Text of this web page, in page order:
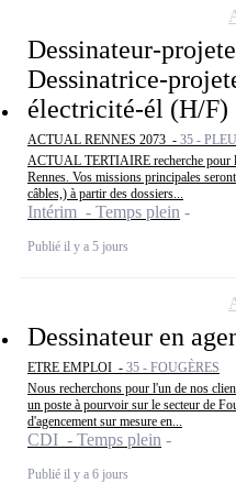
Dessinateur-
Dessinatrice-
électricité-él (H/F)
ACTUAL RENNES 2073 - 35 -
ACTUAL TERTIAIRE recherche pour
Rennes. Vos missions principales
câbles,) à partir des dossiers...
Intérim - Temps plein
Publié il y a 5 jours
Dessinateur en
ETRE EMPLOI - 35 - FOUGÈRES
Nous recherchons pour l'un de nos
un poste à pourvoir sur le secteur de
d'agencement sur mesure en...
CDI - Temps plein
Publié il y a 6 jours